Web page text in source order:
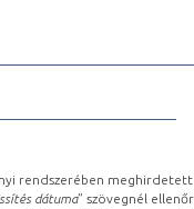
rendszerében
dátuma” szövegnél